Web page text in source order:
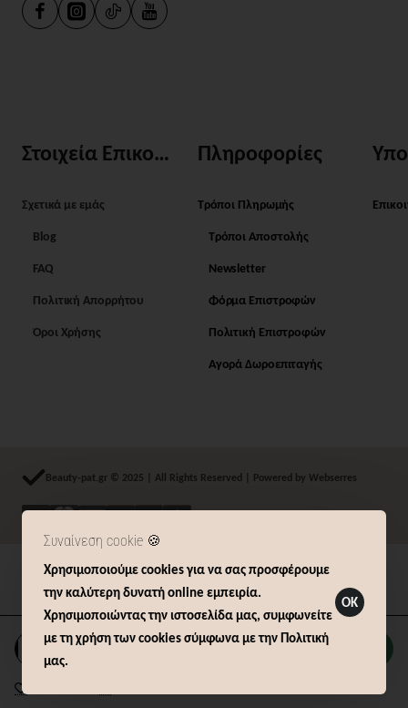
Συναίνεση cookie 🍪
Χρησιμοποιούμε cookies για να σας προσφέρουμε
την καλύτερη δυνατή online εμπειρία.
Χρησιμοποιώντας την ιστοσελίδα μας, συμφωνείτε
με τη χρήση των cookies σύμφωνα με την Πολιτική
μας.
OK
Καλάθι
Στοιχεία Επικοινωνίας
Σχετικά με εμάς
Blog
FAQ
Πολιτική Απορρήτου
Όροι Χρήσης
Πληροφορίες
Τρόποι Πληρωμής
Τρόποι Αποστολής
Newsletter
Φόρμα Επιστροφών
Πολιτική Επιστροφών
Αγορά Δωροεπιταγής
Beauty-pat.gr © 2025 | All Rights Reserved | Powered by Webserres
Δήλωση Υπαναχώρησης (14 ημερών)